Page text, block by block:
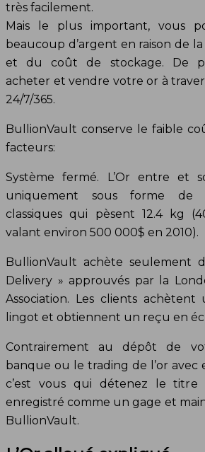
très facilement.
Mais le plus important, vous
beaucoup d’argent en raison de la
et du coût de stockage. De
acheter et vendre votre or à
24/7/365.
BullionVault conserve le faible
facteurs:
Système fermé. L’Or entre et
uniquement sous forme de
classiques qui pèsent 12.4 kg
valant environ 500 000$ en 2010).
BullionVault achète seulement
Delivery » approuvés par la
Association. Les clients
lingot et obtiennent un reçu en
Contrairement au dépôt de
banque ou le trading de l’or avec
c’est vous qui détenez le titre
enregistré comme un gage et
BullionVault.